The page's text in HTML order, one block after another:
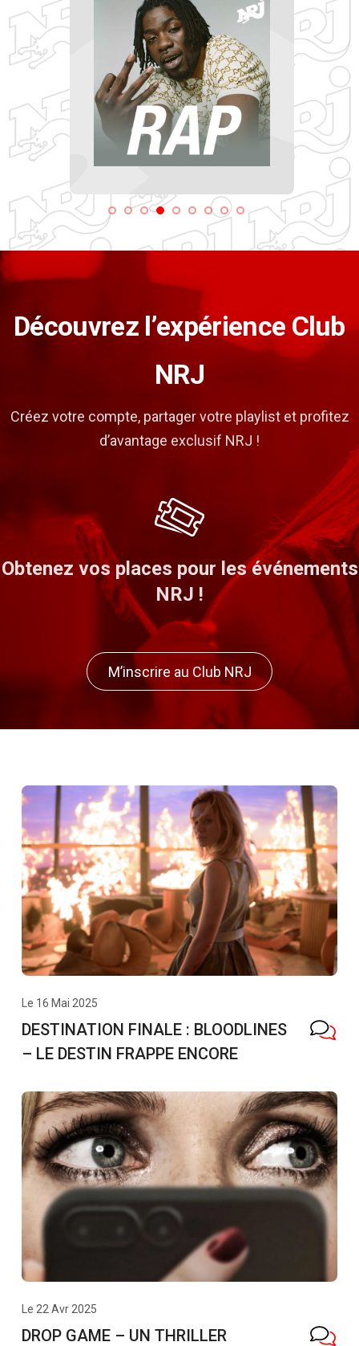
Découvrez l’expérience Club
NRJ
Créez votre compte, partager votre playlist et profitez
d’avantage exclusif NRJ !
Gagner des remises et bon plans
nos partenaires !
M’inscrire au Club NRJ
Le 16 Mai 2025
DESTINATION FINALE : BLOODLINES
– LE DESTIN FRAPPE ENCORE
Le 22 Avr 2025
DROP GAME – UN THRILLER